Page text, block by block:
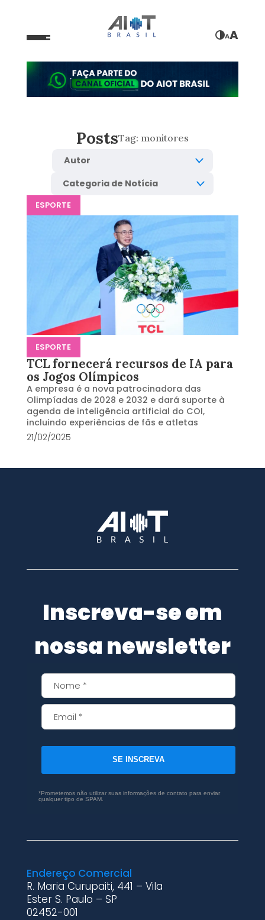
AA
PostsTag: monitores
ESPORTE
ESPORTE
TCL fornecerá recursos de IA para
os Jogos Olímpicos
A empresa é a nova patrocinadora das
Olimpíadas de 2028 e 2032 e dará suporte à
agenda de inteligência artificial do COI,
incluindo experiências de fãs e atletas
21/02/2025
Inscreva-se em
nossa newsletter
SE INSCREVA
*Prometemos não utilizar suas informações de contato para enviar
qualquer tipo de SPAM.
Endereço Comercial
R. Maria Curupaiti, 441 – Vila
Ester S. Paulo – SP
02452-001